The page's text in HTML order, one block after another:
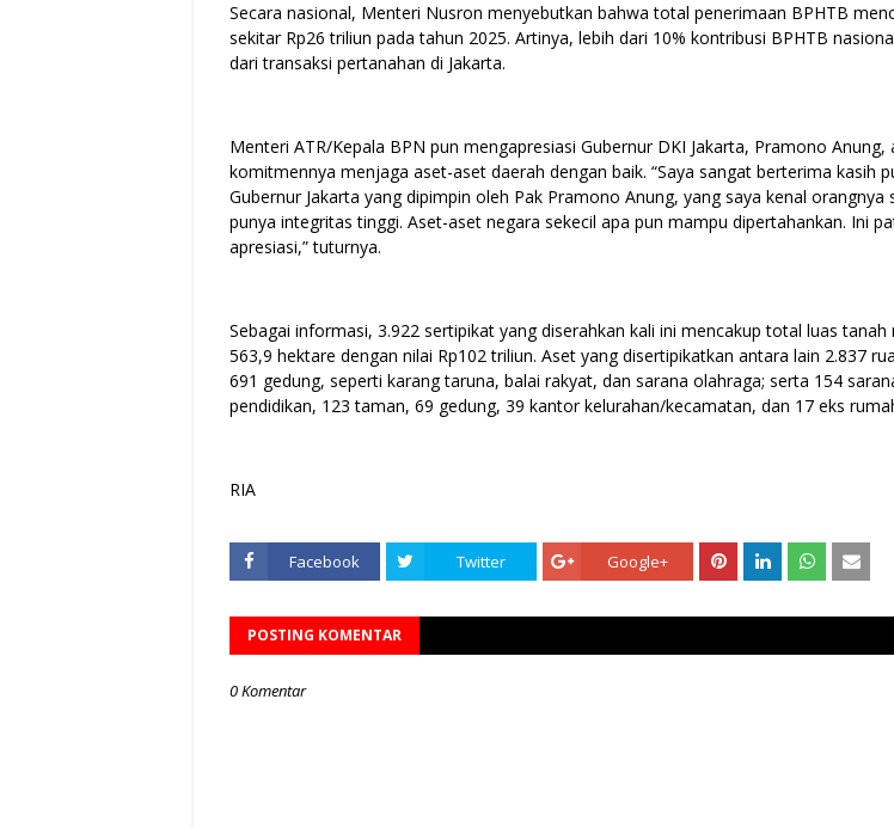
Secara nasional, Menteri Nusron menyebutkan bahwa total penerimaan BPHTB
sekitar Rp26 triliun pada tahun 2025. Artinya, lebih dari 10% kontribusi BPHTB
dari transaksi pertanahan di Jakarta.
Menteri ATR/Kepala BPN pun mengapresiasi Gubernur DKI Jakarta, Pramono Anung,
komitmennya menjaga aset-aset daerah dengan baik. “Saya sangat berterima kasih
Gubernur Jakarta yang dipimpin oleh Pak Pramono Anung, yang saya kenal orangnya
punya integritas tinggi. Aset-aset negara sekecil apa pun mampu dipertahankan. Ini
apresiasi,” tuturnya.
Sebagai informasi, 3.922 sertipikat yang diserahkan kali ini mencakup total luas tanah
563,9 hektare dengan nilai Rp102 triliun. Aset yang disertipikatkan antara lain 2.837
691 gedung, seperti karang taruna, balai rakyat, dan sarana olahraga; serta 154
pendidikan, 123 taman, 69 gedung, 39 kantor kelurahan/kecamatan, dan 17 eks
RIA
Facebook Twitter Google+
POSTING KOMENTAR
0 Komentar